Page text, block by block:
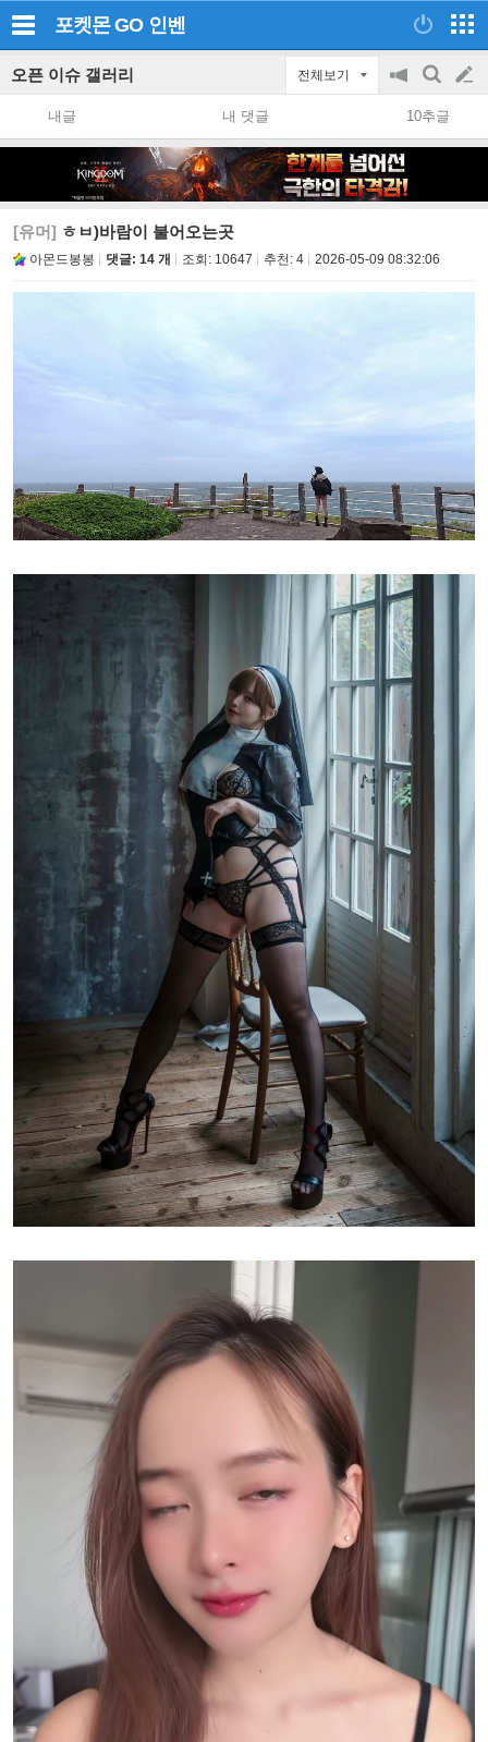
포켓몬 GO 인벤
오픈 이슈 갤러리 전체보기
공
지
on/off
검
색
글
쓰
내글 내 댓글 10추글
[유머] ㅎㅂ)바람이 불어오는곳
아몬드봉봉 댓글: 14 개 조회: 10647 추천: 4 2026-05-09 08:32:06